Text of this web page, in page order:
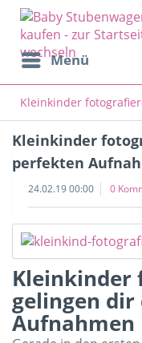
Menü
Kleinkinder
Kleinkinder
perfekten
24.02.19 00:00 0
Kleinkinder
gelingen
Aufnahmen